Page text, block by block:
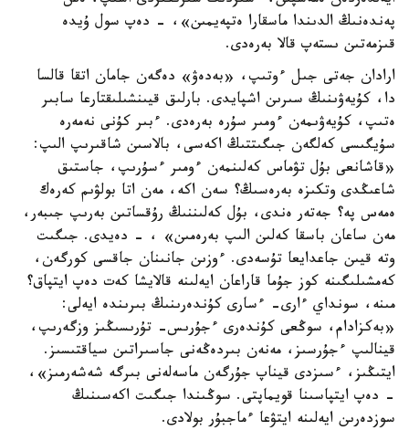
پەندەنىڭ الدىندا ماسقارا ەتپەيمىن»، - دەپ سول ۇيدە
قىزمەتىن ىستەپ قالا بەرەدى.
ارادان جەتى جىل ءوتىپ، «بەدەۋ» دەگەن جامان اتقا قالسا
دا، كۇيەۋىنىڭ سىرىن اشپايدى. بارلىق قيىنشىلىقتارعا سابىر
ەتىپ، كۇيەۋىمەن ءومىر سۇرە بەرەدى. ءبىر كۇنى نەمەرە
سۇيگىسى كەلگەن جىگىتتىڭ اكەسى، بالاسىن شاقىرىپ الىپ:
«قاشانعى بۇل تۋماس كەلىنمەن ءومىر ءسۇرىپ، جاستىق
شاعىڭدى وتكىزە بەرەسىڭ؟ سەن اكە، مەن اتا بولۋىم كەرەك
ەمەس پە؟ جەتەر ەندى، بۇل كەلىننىڭ رۇقساتىن بەرىپ جىبەر،
مەن ساعان باسقا كەلىن الىپ بەرەمىن» ، - دەيدى. جىگىت
وتە قيىن جاعدايعا تۇسەدى. ءوزىن جانىنان جاقسى كورگەن،
كەمشىلىگىنە كوز جۇما قاراعان ايەلىنە قالايشا كەت دەپ ايتپاق؟
مىنە، سونداي ءارى- ءسارى كۇندەرىنىڭ بىرىندە ايەلى:
«بەكزادام، سوڭعى كۇندەرى ءجۇرىس- تۇرىسىڭىز وزگەرىپ،
قينالىپ ءجۇرسىز، مەنەن بىردەڭەنى جاسىراتىن سياقتىسىز.
ايتىڭىز، ءسىزدى قيناپ جۇرگەن ماسەلەنى بىرگە شەشەرمىز»،
- دەپ ايتپاسىنا قويماپتى. سوڭىندا جىگىت اكەسىنىڭ
سوزدەرىن ايەلىنە ايتۋعا ءماجبۇر بولادى.